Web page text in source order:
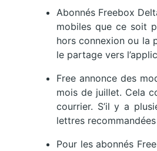
Abonnés Freebox
mobiles que ce soit
hors connexion ou la
le partage vers
Free annonce des
mois de juillet. Cela
courrier. S’il y a
lettres
Pour les abonnés